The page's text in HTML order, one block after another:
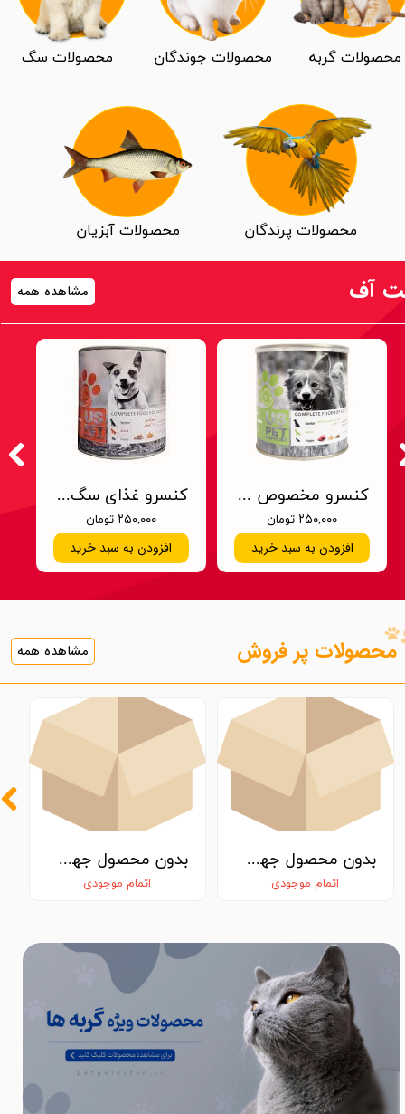
محصولات گربه محصولات جوندگان
محصولات پرندگان
محصولات سگ
محصولات آبزیان
کنسرو غذای سگ یو اس پت سیرابی وزن ۸۰۰ گرم
۲۵۰,۰۰۰ تومان
افزودن به سبد خرید
کنسرو مخصوص سگ، گوشت بره، سیرابی و کدو تنبل، پاته، یو اس پت 800 گرمی
۲۵۰,۰۰۰ تومان
افزودن به سبد خرید
آف مشاهده همه
بدون محصول جهت نمایش
اتمام موجودی
بدون محصول جهت نمایش
اتمام موجودی
محصولات پر فروش مشاهده همه